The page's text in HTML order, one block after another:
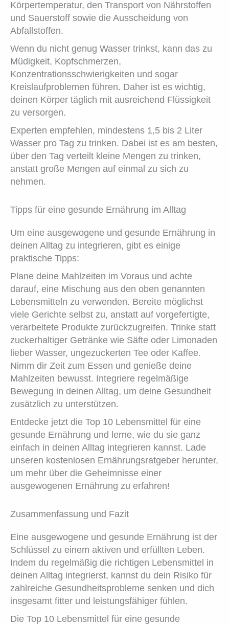
Körpertemperatur, den Transport von Nährstoffen
und Sauerstoff sowie die Ausscheidung von
Abfallstoffen.
Wenn du nicht genug Wasser trinkst, kann das zu
Müdigkeit, Kopfschmerzen,
Konzentrationsschwierigkeiten und sogar
Kreislaufproblemen führen. Daher ist es wichtig,
deinen Körper täglich mit ausreichend Flüssigkeit
zu versorgen.
Experten empfehlen, mindestens 1,5 bis 2 Liter
Wasser pro Tag zu trinken. Dabei ist es am besten,
über den Tag verteilt kleine Mengen zu trinken,
anstatt große Mengen auf einmal zu sich zu
nehmen.
Tipps für eine gesunde Ernährung im Alltag
Um eine ausgewogene und gesunde Ernährung in
deinen Alltag zu integrieren, gibt es einige
praktische Tipps:
Plane deine Mahlzeiten im Voraus und achte
darauf, eine Mischung aus den oben genannten
Lebensmitteln zu verwenden. Bereite möglichst
viele Gerichte selbst zu, anstatt auf vorgefertigte,
verarbeitete Produkte zurückzugreifen. Trinke statt
zuckerhaltiger Getränke wie Säfte oder Limonaden
lieber Wasser, ungezuckerten Tee oder Kaffee.
Nimm dir Zeit zum Essen und genieße deine
Mahlzeiten bewusst. Integriere regelmäßige
Bewegung in deinen Alltag, um deine Gesundheit
zusätzlich zu unterstützen.
Entdecke jetzt die Top 10 Lebensmittel für eine
gesunde Ernährung und lerne, wie du sie ganz
einfach in deinen Alltag integrieren kannst. Lade
unseren kostenlosen Ernährungsratgeber herunter,
um mehr über die Geheimnisse einer
ausgewogenen Ernährung zu erfahren!
Zusammenfassung und Fazit
Eine ausgewogene und gesunde Ernährung ist der
Schlüssel zu einem aktiven und erfüllten Leben.
Indem du regelmäßig die richtigen Lebensmittel in
deinen Alltag integrierst, kannst du dein Risiko für
zahlreiche Gesundheitsprobleme senken und dich
insgesamt fitter und leistungsfähiger fühlen.
Die Top 10 Lebensmittel für eine gesunde